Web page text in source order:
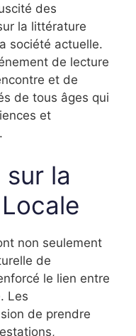
des
la littérature
société actuelle.
de lecture
et de
de tous âges qui
et
la
non seulement
de
le lien entre
Les
de prendre